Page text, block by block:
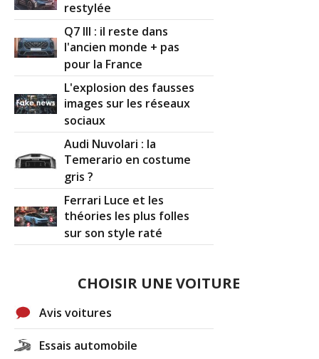
restylée
Q7 III : il reste dans
l'ancien monde + pas
pour la France
L'explosion des fausses
images sur les réseaux
sociaux
Audi Nuvolari : la
Temerario en costume
gris ?
Ferrari Luce et les
théories les plus folles
sur son style raté
CHOISIR UNE VOITURE
Avis voitures
Essais automobile